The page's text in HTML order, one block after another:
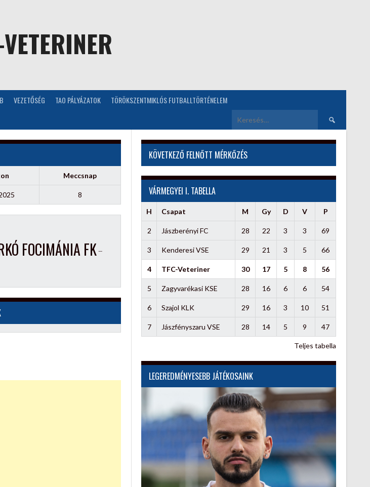
VEZETŐSÉG TAO PÁLYÁZATOK TÖRÖKSZENTMIKLÓS FUTBALLTÖRTÉNELEM
Keresés:
Meccsnap
8
FOCIMÁNIA FK
KÖVETKEZŐ FELNŐTT MÉRKŐZÉS
VÁRMEGYEI I. TABELLA
H Csapat M Gy D V P
2 Jászberényi FC 28 22 3 3 69
3 Kenderesi VSE 29 21 3 5 66
4 TFC-Veteriner 30 17 5 8 56
5 Zagyvarékasi KSE 28 16 6 6 54
6 Szajol KLK 29 16 3 10 51
7 Jászfényszaru VSE 28 14 5 9 47
Teljes tabella
LEGEREDMÉNYESEBB JÁTÉKOSAINK